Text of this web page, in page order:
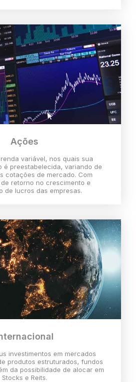
Ações
variável, nos quais sua
é preestabelecida, variando de
cotações de mercado. Com
retorno no crescimento e
de lucros das empresas.
investimentos em mercados
produtos estruturados, fundos
da possibilidade de alocar em
Stocks e Reits.